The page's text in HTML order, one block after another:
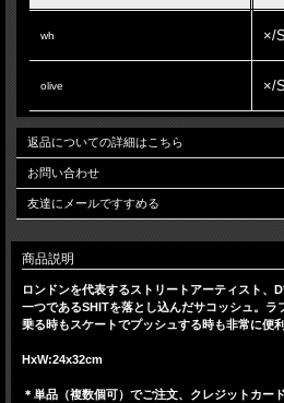
wh ×/
olive ×/
返品についての詳細はこちら
お問い合わせ
友達にメールですすめる
商品説明
ロンドンを代表するストリートアーティスト、
一つであるSHITを落とし込んだサコッシュ。ラ
乗る時もスケートでプッシュする時も非常に便
HxW:24x32cm
＊単品（複数個可）でご注文、クレジットカー